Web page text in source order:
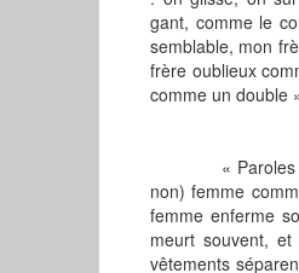
gant, comme le
semblable, mon
frère oublieux
comme un double
« Paroles de
non) femme
femme enferme
meurt souvent,
vêtements